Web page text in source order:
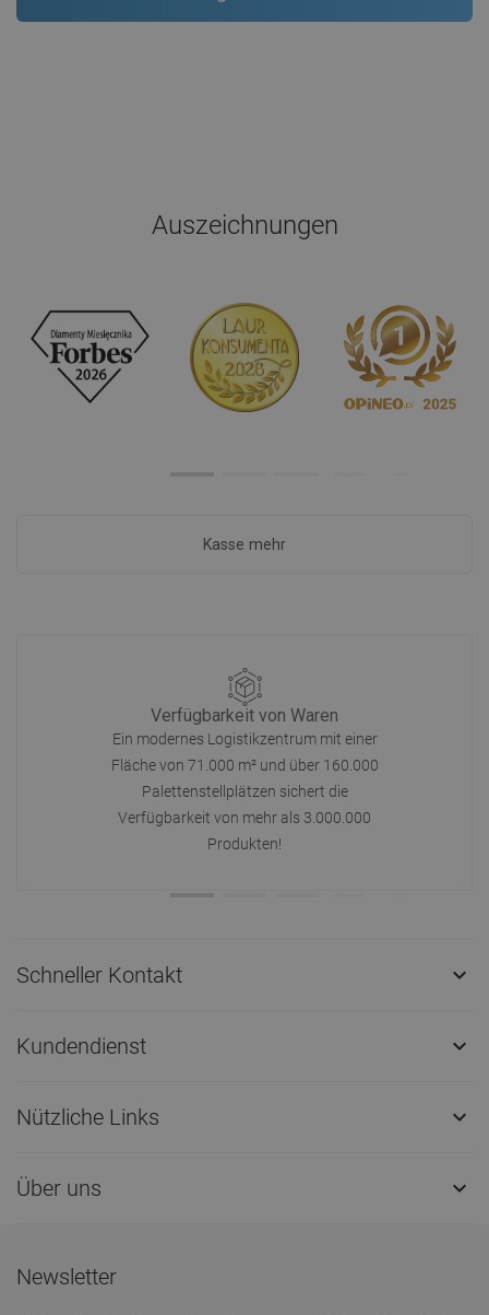
Auszeichnungen
Kasse mehr
Verfügbarkeit von Waren
Ein modernes Logistikzentrum mit einer
Fläche von 71.000 m² und über 160.000
Palettenstellplätzen sichert die
Verfügbarkeit von mehr als 3.000.000
Produkten!
Schneller Kontakt 
Kundendienst 
Nützliche Links 
Über uns 
Newsletter